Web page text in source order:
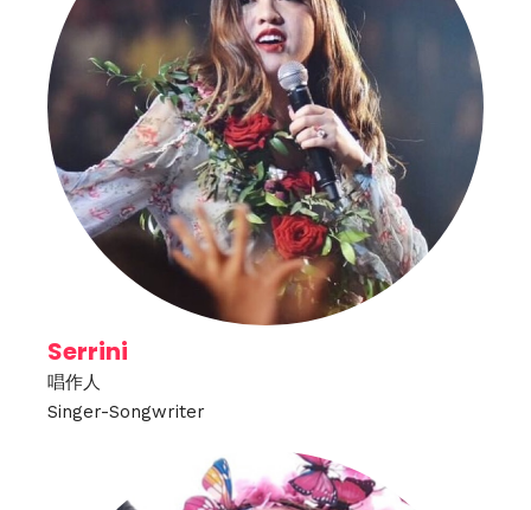
Serrini
唱作人
Singer-Songwriter